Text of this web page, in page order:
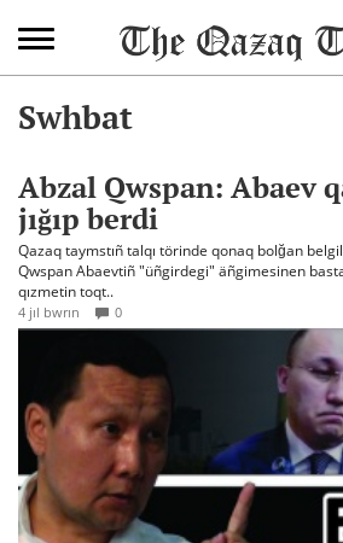
Swhbat
Abzal Qwspan: Abaev
jığıp berdi
Qazaq taymstıñ talqı törinde qonaq bolğan
Qwspan Abaevtiñ "üñgirdegi" äñgimesinen
qızmetin toqt..
4 jıl bwrın 0